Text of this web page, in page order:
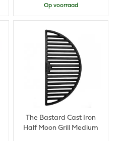
Op voorraad
The Bastard Cast Iron
Half Moon Grill Medium